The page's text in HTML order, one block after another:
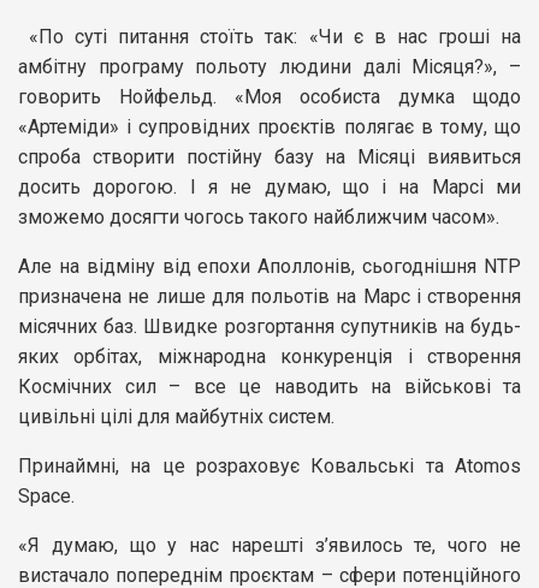
«По суті питання стоїть так: «Чи є в нас гроші на
амбітну програму польоту людини далі Місяця?», –
говорить Нойфельд. «Моя особиста думка щодо
«Артеміди» і супровідних проєктів полягає в тому, що
спроба створити постійну базу на Місяці виявиться
досить дорогою. І я не думаю, що і на Марсі ми
зможемо досягти чогось такого найближчим часом».
Але на відміну від епохи Аполлонів, сьогоднішня NTP
призначена не лише для польотів на Марс і створення
місячних баз. Швидке розгортання супутників на будь-
яких орбітах, міжнародна конкуренція і створення
Космічних сил – все це наводить на військові та
цивільні цілі для майбутніх систем.
Принаймні, на це розраховує Ковальські та Atomos
Space.
«Я думаю, що у нас нарешті з’явилось те, чого не
вистачало попереднім проєктам – сфери потенційного